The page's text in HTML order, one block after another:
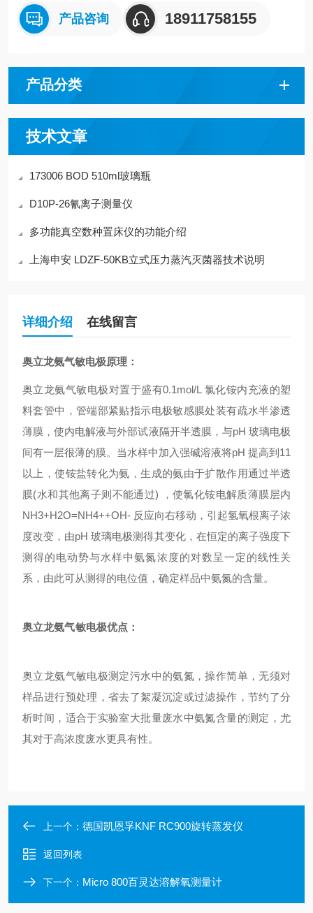
产品咨询 18911758155
产品分类
技术文章
173006 BOD 510ml玻璃瓶
D10P-26氰离子测量仪
多功能真空数种置床仪的功能介绍
上海申安 LDZF-50KB立式压力蒸汽灭菌器技术说明
详细介绍 在线留言
奥立龙氨气敏电极原理：
奥立龙氨气敏电极对置于盛有0.1mol/L 氯化铵内充液的塑
料套管中，管端部紧贴指示电极敏感膜处装有疏水半渗透
薄膜，使内电解液与外部试液隔开半透膜，与pH 玻璃电极
间有一层很薄的膜。当水样中加入强碱溶液将pH 提高到11
以上，使铵盐转化为氨，生成的氨由于扩散作用通过半透
膜(水和其他离子则不能通过) ，使氯化铵电解质薄膜层内
NH3+H2O=NH4++OH- 反应向右移动，引起氢氧根离子浓
度改变，由pH 玻璃电极测得其变化，在恒定的离子强度下
测得的电动势与水样中氨氮浓度的对数呈一定的线性关
系，由此可从测得的电位值，确定样品中氨氮的含量。
奥立龙氨气敏电极优点：
奥立龙氨气敏电极测定污水中的氨氮，操作简单，无须对
样品进行预处理，省去了絮凝沉淀或过滤操作，节约了分
析时间，适合于实验室大批量废水中氨氮含量的测定，尤
其对于高浓度废水更具有性。
上一个： 德国凯恩孚KNF RC900旋转蒸发仪
返回列表
下一个： Micro 800百灵达溶解氧测量计